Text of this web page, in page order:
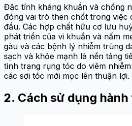
Đặc tính kháng khuẩn và chống
đóng vai trò then chốt trong việc
đầu. Các hợp chất hữu cơ lưu
phát triển của vi khuẩn và nấm
gàu và các bệnh lý nhiễm trùng
sạch và khỏe mạnh là nền tảng
tình trạng rụng tóc do viêm
các sợi tóc mới mọc lên thuận lợi.
2. Cách sử dụng